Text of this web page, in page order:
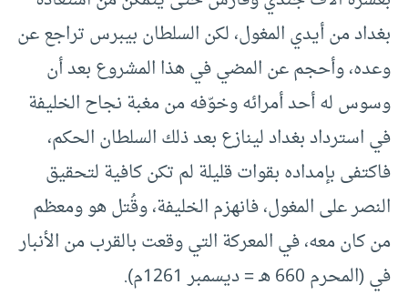
بغداد من أيدي المغول، لكن السلطان بيبرس تراجع عن
وعده، وأحجم عن المضي في هذا المشروع بعد أن
وسوس له أحد أمرائه وخوّفه من مغبة نجاح الخليفة
في استرداد بغداد لينازع بعد ذلك السلطان الحكم،
فاكتفى بإمداده بقوات قليلة لم تكن كافية لتحقيق
النصر على المغول، فانهزم الخليفة، وقُتل هو ومعظم
من كان معه، في المعركة التي وقعت بالقرب من الأنبار
في (المحرم 660 هـ = ديسمبر 1261م).